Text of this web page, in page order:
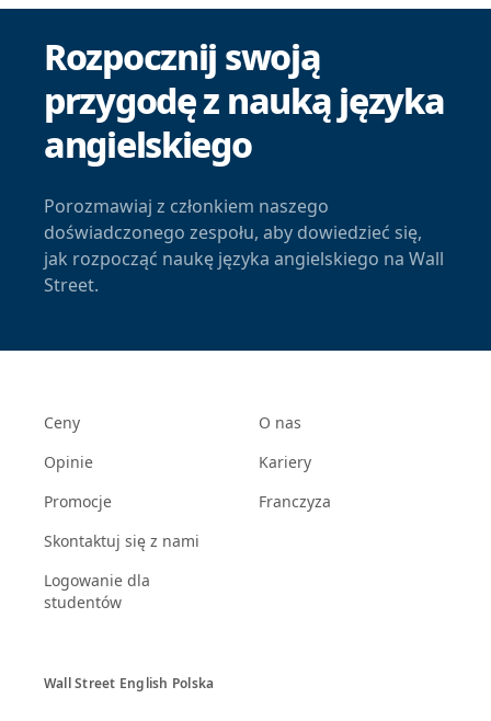
Rozpocznij swoją
przygodę z nauką języka
angielskiego
Porozmawiaj z członkiem naszego
doświadczonego zespołu, aby dowiedzieć się,
jak rozpocząć naukę języka angielskiego na Wall
Street.
Ceny
Opinie
Promocje
Skontaktuj się z nami
Logowanie dla
studentów
O nas
Kariery
Franczyza
Wall Street English Polska